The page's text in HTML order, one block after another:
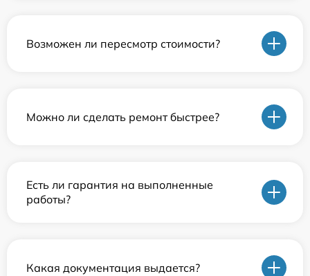
Возможен ли пересмотр стоимости?
Можно ли сделать ремонт быстрее?
Есть ли гарантия на выполненные
работы?
Какая документация выдается?